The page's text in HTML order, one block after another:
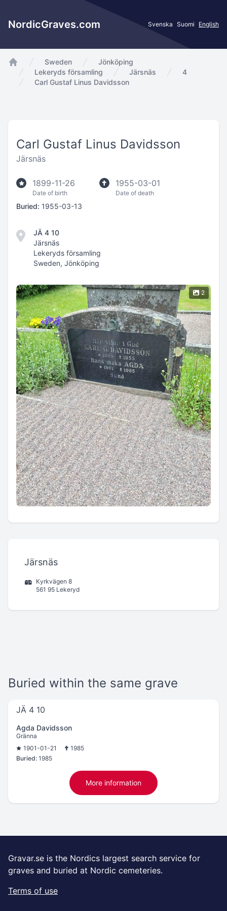
NordicGraves.com Svenska Suomi English
app.Start
Sweden
Jönköping
Lekeryds församling
Järsnäs
4
Carl Gustaf Linus Davidsson
Carl Gustaf Linus Davidsson
Järsnäs
1899-11-26
Date of birth
1955-03-01
Date of death
Buried: 1955-03-13
JÄ 4 10
Järsnäs
Lekeryds församling
Sweden, Jönköping
2
Järsnäs
Kyrkvägen 8
561 95 Lekeryd
Buried within the same grave
JÄ 4 10
Agda Davidsson
Gränna
1901-01-21
1985
Buried: 1985
More information
Gravar.se is the Nordics largest search service for
graves and buried at Nordic cemeteries.
Terms of use